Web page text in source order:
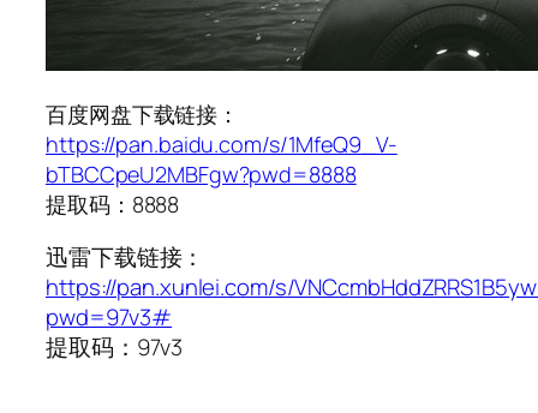
百度网盘下载链接：
https://pan.baidu.com/s/1MfeQ9_V-
bTBCCpeU2MBFgw?pwd=8888
提取码：8888
迅雷下载链接：
https://pan.xunlei.com/s/
pwd=97v3#
提取码：97v3